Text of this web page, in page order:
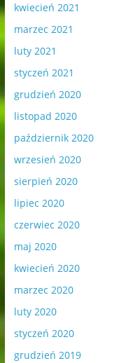
kwiecień 2021
marzec 2021
luty 2021
styczeń 2021
grudzień 2020
listopad 2020
październik 2020
wrzesień 2020
sierpień 2020
lipiec 2020
czerwiec 2020
maj 2020
kwiecień 2020
marzec 2020
luty 2020
styczeń 2020
grudzień 2019